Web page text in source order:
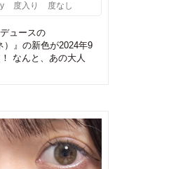
度入り 度なし
ュースの
）』の新色が2024年9
なんと、あの大人